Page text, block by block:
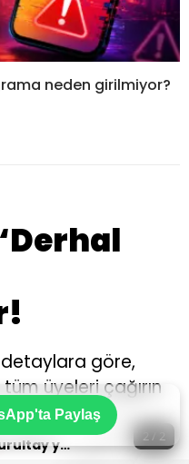
neden girilmiyor?
Özgür Özel: “Derhal kurultay yapılmalıdır!
detaylara göre,
üyeleri çağırın
2 milyon
2 / 2
Paylaş